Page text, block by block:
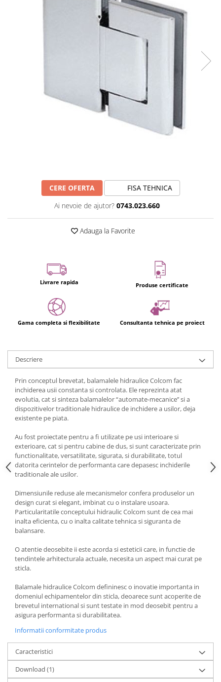
CERE OFERTA
FISA TEHNICA
Ai nevoie de ajutor? 0743.023.660
Adauga la Favorite
Livrare rapida Produse certificate
Gama completa si flexibilitate Consultanta tehnica pe proiect
Descriere
Prin conceptul brevetat, balamalele hidraulice Colcom fac
inchiderea usii constanta si controlata. Ele reprezinta atat
evolutia, cat si sinteza balamalelor “automate-mecanice’’ si a
dispozitivelor traditionale hidraulice de inchidere a usilor, deja
existente pe piata.
Au fost proiectate pentru a fi utilizate pe usi interioare si
exterioare, cat si pentru cabine de dus, si sunt caracterizate prin
functionalitate, versatilitate, sigurata, si durabilitate, totul
datorita cerintelor de performanta care depasesc inchiderile
traditionale ale usilor.
Dimensiunile reduse ale mecanismelor confera produselor un
design curat si elegant, imbinat cu o instalare usoara.
Particularitatile conceptului hidraulic Colcom sunt de cea mai
inalta eficienta, cu o inalta calitate tehnica si siguranta de
balansare.
O atentie deosebite ii este acorda si esteticii care, in functie de
tendintele arhitecturala actuale, necesita un aspect mai curat pe
sticla.
Balamale hidraulice Colcom defininesc o inovatie importanta in
domeniul echipamentelor din sticla, deoarece sunt acoperite de
brevetul international si sunt testate in mod deosebit pentru a
asigura performanta si durabilitatea.
Informatii conformitate produs
Caracteristici
Download (1)